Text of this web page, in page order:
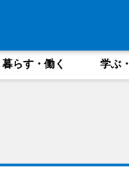
暮らす・働く 学ぶ